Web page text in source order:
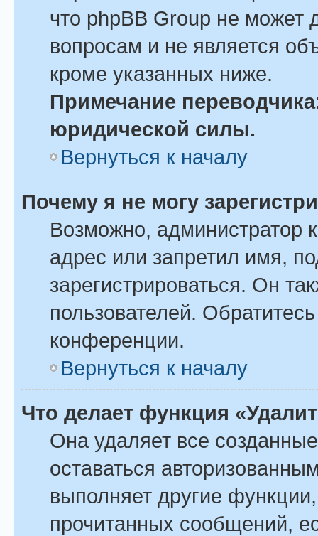
что phpBB Group не может
вопросам и не является
кроме указанных ниже.
Примечание
юридической силы.
Вернуться к началу
Почему я не могу
Возможно, администратор
адрес или запретил имя,
зарегистрироваться. Он
пользователей.
конференции.
Вернуться к началу
Что делает функция
Она удаляет все
оставаться
выполняет другие
прочитанных сообщений,